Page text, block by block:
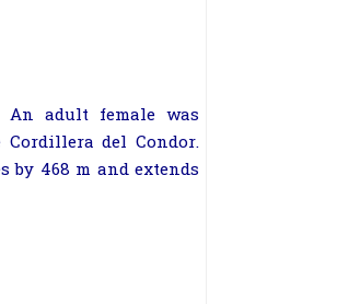
adult female was
del Condor.
468 m and extends